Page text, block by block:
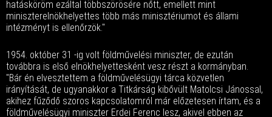
hatásköröm ezáltal többszörösére nőtt, emellett mint
miniszterelnökhelyettes több más minisztériumot és állami
intézményt is ellenőrzök."
1954. október 31 -ig volt földművelési miniszter, de ezután
továbbra is első elnökhelyettesként vesz részt a kormányban.
"Bár én elvesztettem a földművelésügyi tárca közvetlen
irányítását, de ugyanakkor a Titkárság kibővült Matolcsi Jánossal,
akihez fűződő szoros kapcsolatomról már előzetesen írtam, és a
földművelésügyi miniszter Erdei Ferenc lesz, akivel ebben az